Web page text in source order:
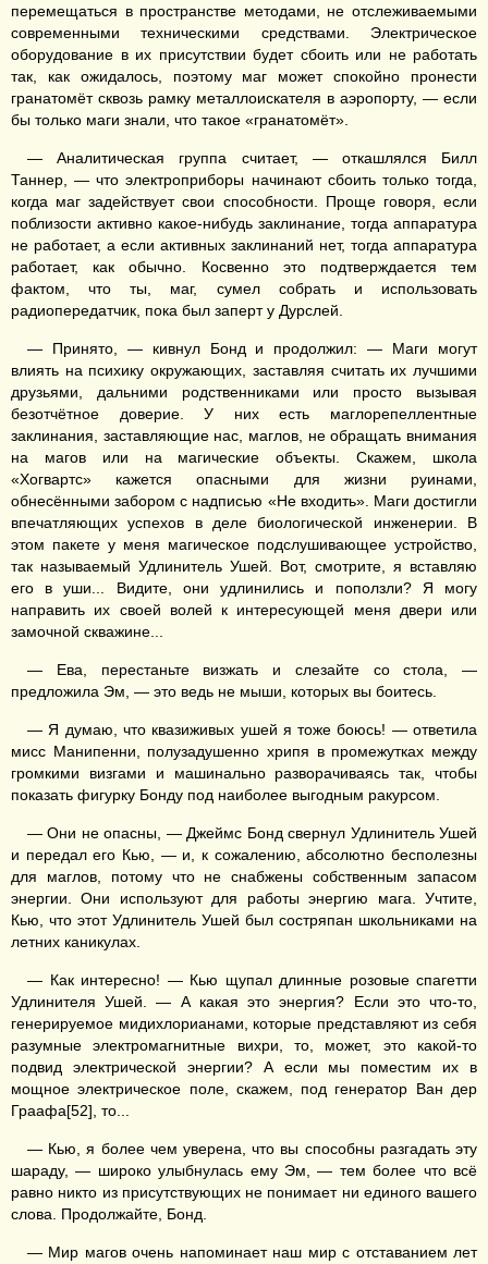
перемещаться в пространстве методами, не отслеживаемыми
современными техническими средствами. Электрическое
оборудование в их присутствии будет сбоить или не работать
так, как ожидалось, поэтому маг может спокойно пронести
гранатомёт сквозь рамку металлоискателя в аэропорту, — если
бы только маги знали, что такое «гранатомёт».
— Аналитическая группа считает, — откашлялся Билл
Таннер, — что электроприборы начинают сбоить только тогда,
когда маг задействует свои способности. Проще говоря, если
поблизости активно какое-нибудь заклинание, тогда аппаратура
не работает, а если активных заклинаний нет, тогда аппаратура
работает, как обычно. Косвенно это подтверждается тем
фактом, что ты, маг, сумел собрать и использовать
радиопередатчик, пока был заперт у Дурслей.
— Принято, — кивнул Бонд и продолжил: — Маги могут
влиять на психику окружающих, заставляя считать их лучшими
друзьями, дальними родственниками или просто вызывая
безотчётное доверие. У них есть маглорепеллентные
заклинания, заставляющие нас, маглов, не обращать внимания
на магов или на магические объекты. Скажем, школа
«Хогвартс» кажется опасными для жизни руинами,
обнесёнными забором с надписью «Не входить». Маги достигли
впечатляющих успехов в деле биологической инженерии. В
этом пакете у меня магическое подслушивающее устройство,
так называемый Удлинитель Ушей. Вот, смотрите, я вставляю
его в уши... Видите, они удлинились и поползли? Я могу
направить их своей волей к интересующей меня двери или
замочной скважине...
— Ева, перестаньте визжать и слезайте со стола, —
предложила Эм, — это ведь не мыши, которых вы боитесь.
— Я думаю, что квазиживых ушей я тоже боюсь! — ответила
мисс Манипенни, полузадушенно хрипя в промежутках между
громкими визгами и машинально разворачиваясь так, чтобы
показать фигурку Бонду под наиболее выгодным ракурсом.
— Они не опасны, — Джеймс Бонд свернул Удлинитель Ушей
и передал его Кью, — и, к сожалению, абсолютно бесполезны
для маглов, потому что не снабжены собственным запасом
энергии. Они используют для работы энергию мага. Учтите,
Кью, что этот Удлинитель Ушей был состряпан школьниками на
летних каникулах.
— Как интересно! — Кью щупал длинные розовые спагетти
Удлинителя Ушей. — А какая это энергия? Если это что-то,
генерируемое мидихлорианами, которые представляют из себя
разумные электромагнитные вихри, то, может, это какой-то
подвид электрической энергии? А если мы поместим их в
мощное электрическое поле, скажем, под генератор Ван дер
Граафа[52], то...
— Кью, я более чем уверена, что вы способны разгадать эту
шараду, — широко улыбнулась ему Эм, — тем более что всё
равно никто из присутствующих не понимает ни единого вашего
слова. Продолжайте, Бонд.
— Мир магов очень напоминает наш мир с отставанием лет